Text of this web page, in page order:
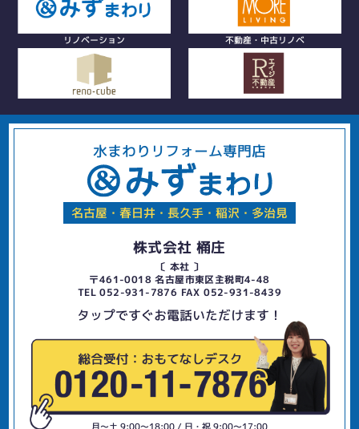
リノベーション 不動産・中古リノベ
水まわりリフォーム専門店
名古屋・春日井・長久手・稲沢・多治見
株式会社 桶庄
〔 本社 〕
〒461-0018 名古屋市東区主税町4-48
TEL 052-931-7876 FAX 052-931-8439
タップですぐお電話いただけます！
月〜土 9:00〜18:00 / 日・祝 9:00〜17:00